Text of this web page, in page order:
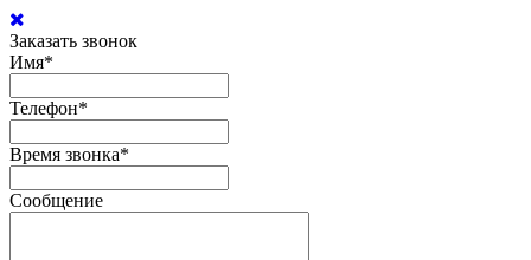
Заказать звонок
Имя*
Телефон*
Время звонка*
Сообщение